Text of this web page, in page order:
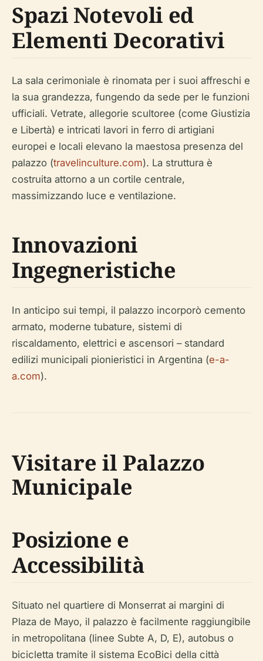
Spazi Notevoli ed
Elementi Decorativi
La sala cerimoniale è rinomata per i suoi affreschi e
la sua grandezza, fungendo da sede per le funzioni
ufficiali. Vetrate, allegorie scultoree (come Giustizia
e Libertà) e intricati lavori in ferro di artigiani
europei e locali elevano la maestosa presenza del
palazzo (travelinculture.com). La struttura è
costruita attorno a un cortile centrale,
massimizzando luce e ventilazione.
Innovazioni
Ingegneristiche
In anticipo sui tempi, il palazzo incorporò cemento
armato, moderne tubature, sistemi di
riscaldamento, elettrici e ascensori – standard
edilizi municipali pionieristici in Argentina (e-a-
a.com).
Visitare il Palazzo
Municipale
Posizione e
Accessibilità
Situato nel quartiere di Monserrat ai margini di
Plaza de Mayo, il palazzo è facilmente raggiungibile
in metropolitana (linee Subte A, D, E), autobus o
bicicletta tramite il sistema EcoBici della città